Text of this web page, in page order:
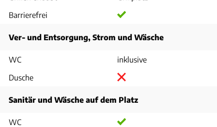
Barrierefrei
Ver- und Entsorgung, Strom und Wäsche
WC
inklusive
Dusche
Sanitär und Wäsche auf dem Platz
WC